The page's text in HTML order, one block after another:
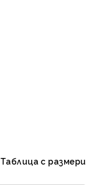
Таблица с размери